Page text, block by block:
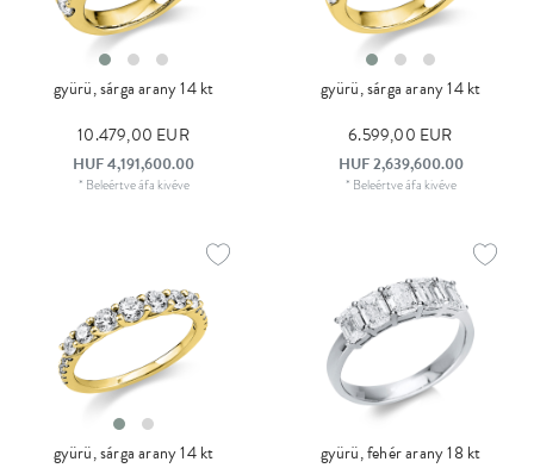
gyürü, sárga arany 14 kt
10.479,00 EUR
HUF 4,191,600.00
* Beleértve áfa kivéve
gyürü, sárga arany 14 kt
6.599,00 EUR
HUF 2,639,600.00
* Beleértve áfa kivéve
gyürü, sárga arany 14 kt
gyürü, fehér arany 18 kt